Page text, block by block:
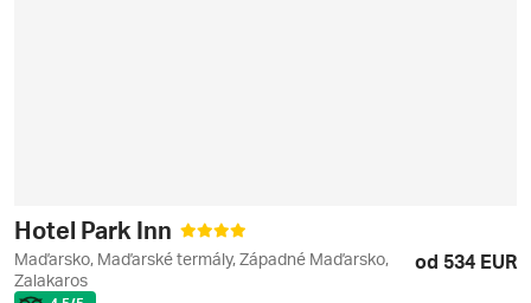
Hotel Park Inn
Maďarsko, Maďarské termály, Západné Maďarsko,
Zalakaros
od 534 EUR